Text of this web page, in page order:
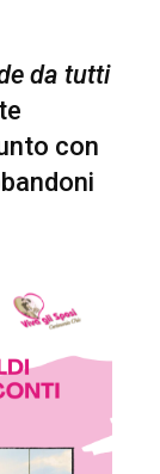
da tutti
con